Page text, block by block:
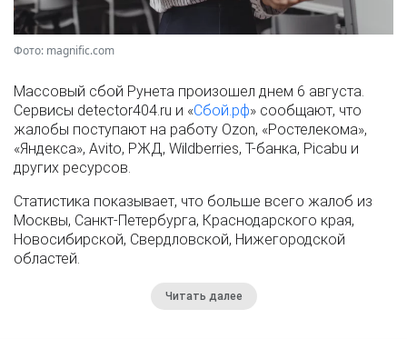
Фото: magnific.com
Массовый сбой Рунета произошел днем 6 августа.
Сервисы detector404.ru и «Сбой.рф» сообщают, что
жалобы поступают на работу Ozon, «Ростелекома»,
«Яндекса», Avito, РЖД, Wildberries, Т-банка, Picabu и
других ресурсов.
Статистика показывает, что больше всего жалоб из
Москвы, Санкт-Петербурга, Краснодарского края,
Новосибирской, Свердловской, Нижегородской
областей.
Читать далее